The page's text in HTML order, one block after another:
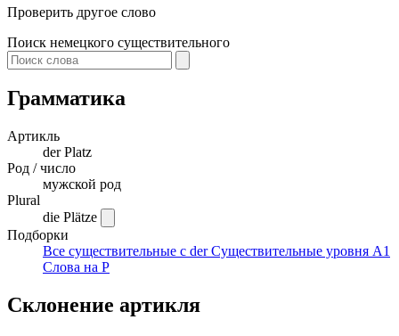
Проверить другое слово
Поиск немецкого существительного
Грамматика
Артикль
derPlatz
Род / число
мужской род
Plural
die Plätze
Подборки
Все существительные с derСуществительные уровня A1
Слова на P
Склонение артикля